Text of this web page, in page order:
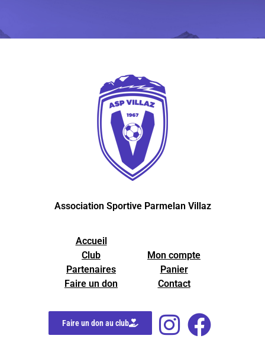
Association Sportive Parmelan Villaz
Accueil
Club
Partenaires
Faire un don
Mon compte
Panier
Contact
Faire un don au club